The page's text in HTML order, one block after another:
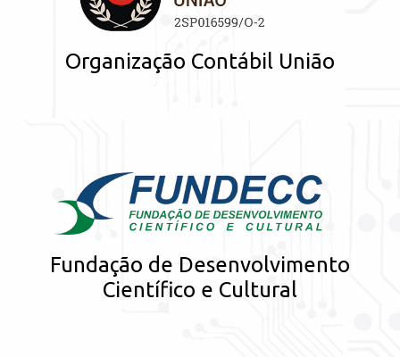
Organização Contábil União
Fundação de Desenvolvimento
Científico e Cultural